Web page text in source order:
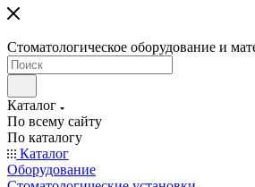
Стоматологическое оборудование и
Каталог
По всему сайту
По каталогу
Каталог
Оборудование